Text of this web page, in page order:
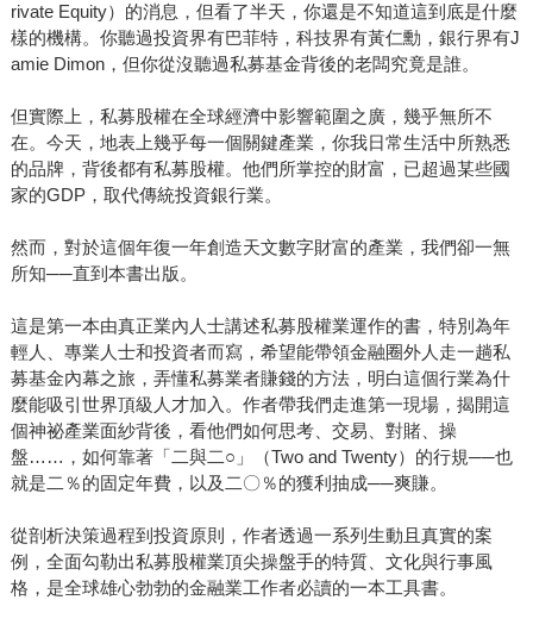
rivate Equity）的消息，但看了半天，你還是不知道這到底是什麼
樣的機構。你聽過投資界有巴菲特，科技界有黃仁勳，銀行界有J
amie Dimon，但你從沒聽過私募基金背後的老闆究竟是誰。
但實際上，私募股權在全球經濟中影響範圍之廣，幾乎無所不
在。今天，地表上幾乎每一個關鍵產業，你我日常生活中所熟悉
的品牌，背後都有私募股權。他們所掌控的財富，已超過某些國
家的GDP，取代傳統投資銀行業。
然而，對於這個年復一年創造天文數字財富的產業，我們卻一無
所知──直到本書出版。
這是第一本由真正業內人士講述私募股權業運作的書，特別為年
輕人、專業人士和投資者而寫，希望能帶領金融圈外人走一趟私
募基金內幕之旅，弄懂私募業者賺錢的方法，明白這個行業為什
麼能吸引世界頂級人才加入。作者帶我們走進第一現場，揭開這
個神祕產業面紗背後，看他們如何思考、交易、對賭、操
盤……，如何靠著「二與二○」（Two and Twenty）的行規──也
就是二％的固定年費，以及二〇％的獲利抽成──爽賺。
從剖析決策過程到投資原則，作者透過一系列生動且真實的案
例，全面勾勒出私募股權業頂尖操盤手的特質、文化與行事風
格，是全球雄心勃勃的金融業工作者必讀的一本工具書。